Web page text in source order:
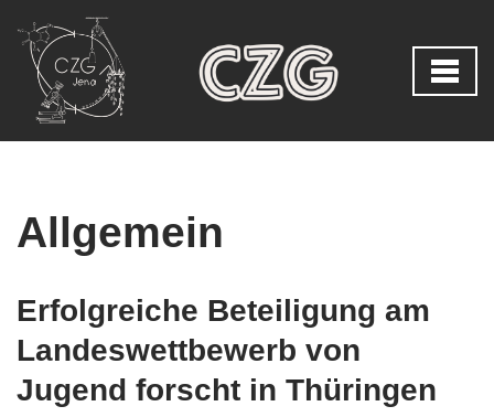
Zum
Inhalt
springen
Allgemein
Erfolgreiche Beteiligung am
Landeswettbewerb von
Jugend forscht in Thüringen